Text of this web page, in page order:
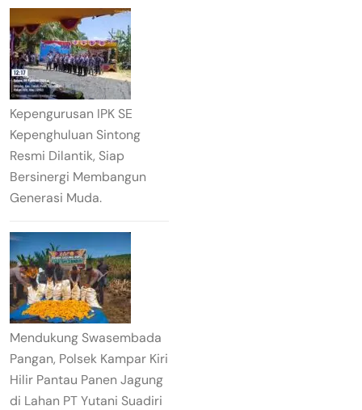
Kepengurusan IPK SE
Kepenghuluan Sintong
Resmi Dilantik, Siap
Bersinergi Membangun
Generasi Muda.
Mendukung Swasembada
Pangan, Polsek Kampar Kiri
Hilir Pantau Panen Jagung
di Lahan PT Yutani Suadiri